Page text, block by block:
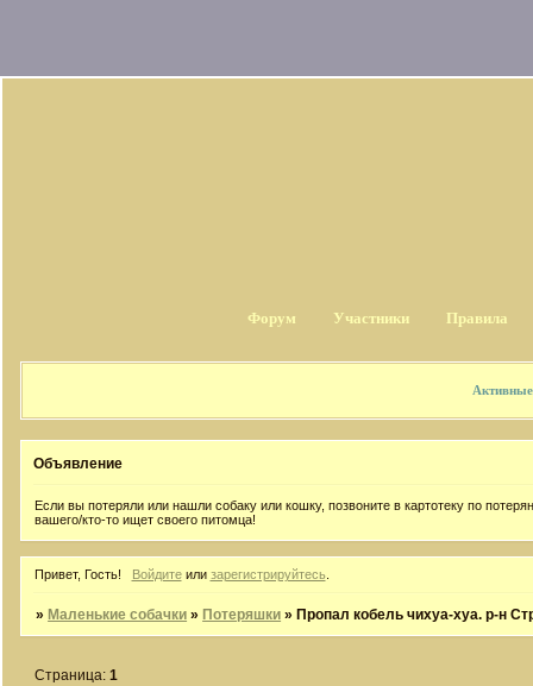
Форум Участники Правила
Объявление
Если вы потеряли или нашли собаку или кошку, позвоните в картотеку по
вашего/кто-то ищет своего питомца!
Привет, Гость! Войдитеили зарегистрируйтесь
» Маленькие собачки » Потеряшки » Пропал кобель чихуа-хуа. р-н
Страница:1